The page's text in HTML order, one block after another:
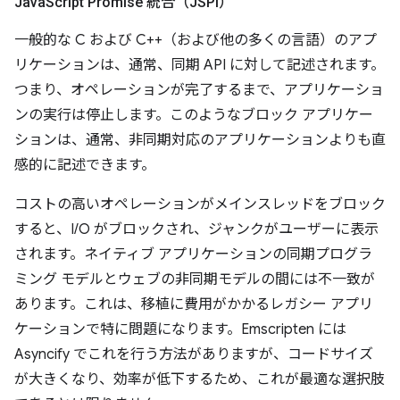
一般的な C および C++（および他の多くの言語）のアプ
リケーションは、通常、同期 API に対して記述されます。
つまり、オペレーションが完了するまで、アプリケーショ
ンの実行は停止します。このようなブロック アプリケー
ションは、通常、非同期対応のアプリケーションよりも直
感的に記述できます。
コストの高いオペレーションがメインスレッドをブロック
すると、I/O がブロックされ、ジャンクがユーザーに表示
されます。ネイティブ アプリケーションの同期プログラ
ミング モデルとウェブの非同期モデルの間には不一致が
あります。これは、移植に費用がかかるレガシー アプリ
ケーションで特に問題になります。Emscripten には
Asyncify でこれを行う方法がありますが、コードサイズ
が大きくなり、効率が低下するため、これが最適な選択肢